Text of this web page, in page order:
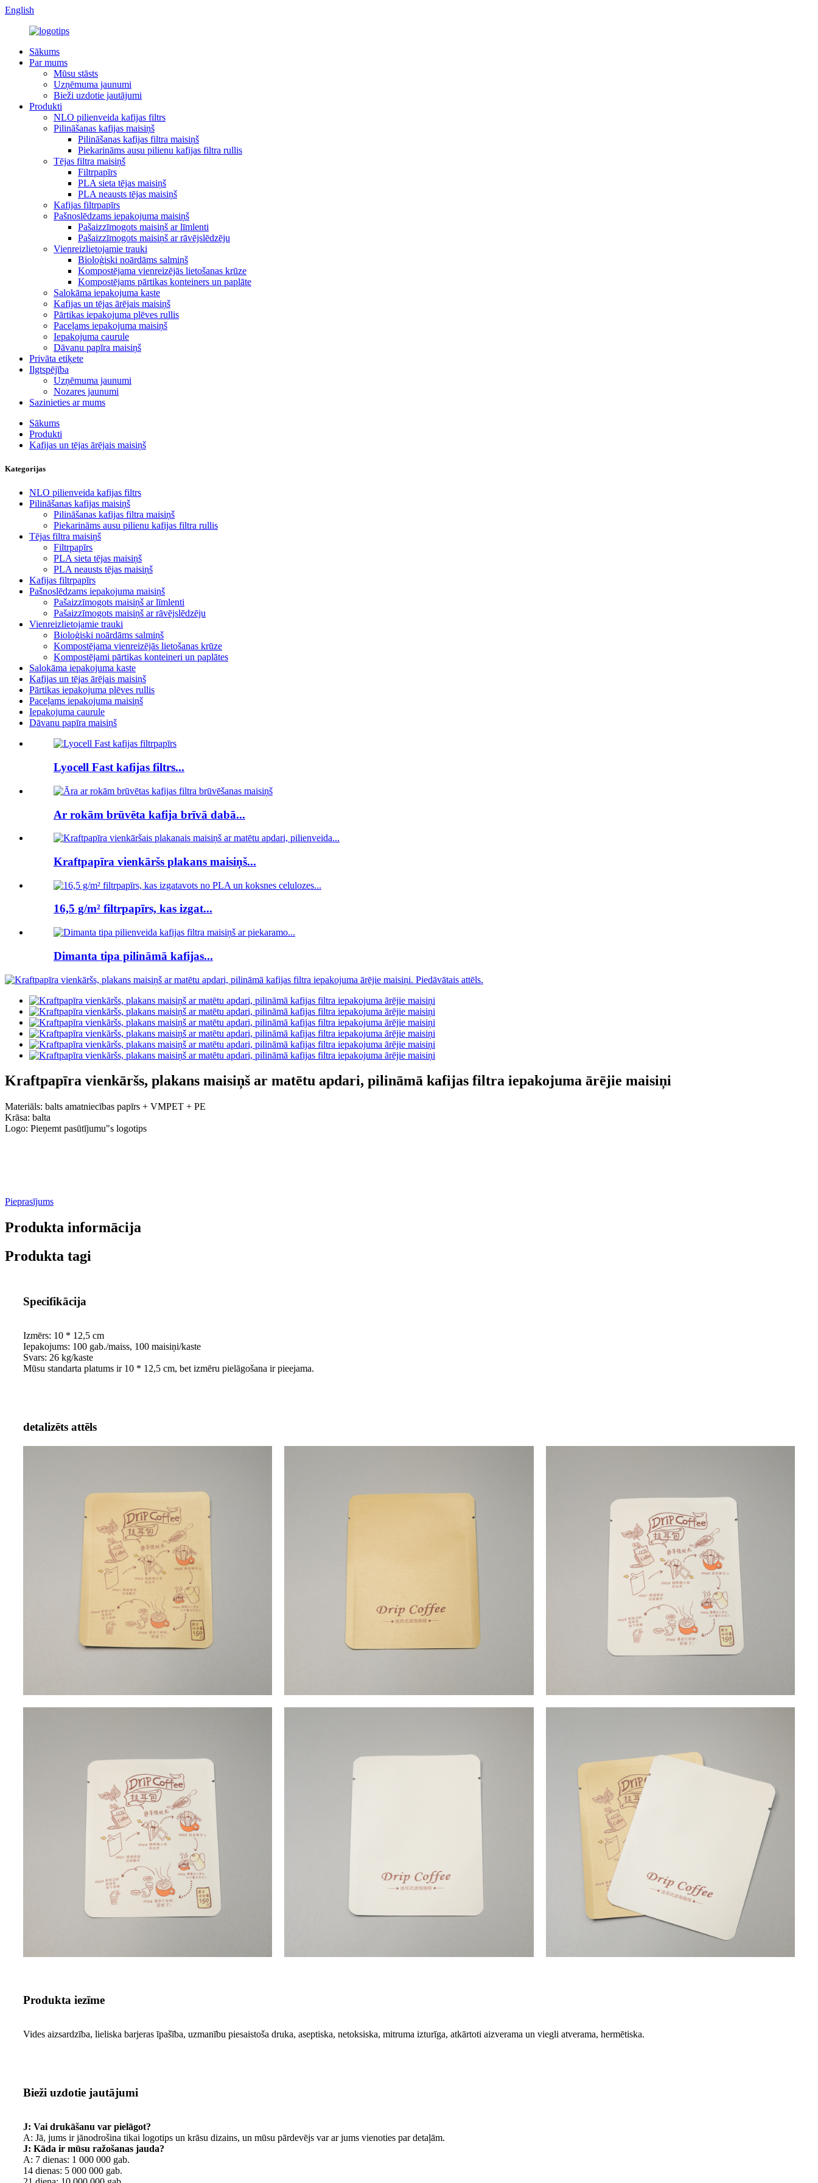
English
Sākums
Par mums
Mūsu stāsts
Uzņēmuma jaunumi
Bieži uzdotie jautājumi
Produkti
NLO pilienveida kafijas filtrs
Pilināšanas kafijas maisiņš
Pilināšanas kafijas filtra maisiņš
Piekarināms ausu pilienu kafijas filtra rullis
Tējas filtra maisiņš
Filtrpapīrs
PLA sieta tējas maisiņš
PLA neausts tējas maisiņš
Kafijas filtrpapīrs
Pašnoslēdzams iepakojuma maisiņš
Pašaizzīmogots maisiņš ar līmlenti
Pašaizzīmogots maisiņš ar rāvējslēdzēju
Vienreizlietojamie trauki
Bioloģiski noārdāms salmiņš
Kompostējama vienreizējās lietošanas krūze
Kompostējams pārtikas konteiners un paplāte
Salokāma iepakojuma kaste
Kafijas un tējas ārējais maisiņš
Pārtikas iepakojuma plēves rullis
Paceļams iepakojuma maisiņš
Iepakojuma caurule
Dāvanu papīra maisiņš
Privāta etiķete
Ilgtspējība
Uzņēmuma jaunumi
Nozares jaunumi
Sazinieties ar mums
Sākums
Produkti
Kafijas un tējas ārējais maisiņš
Kategorijas
NLO pilienveida kafijas filtrs
Pilināšanas kafijas maisiņš
Pilināšanas kafijas filtra maisiņš
Piekarināms ausu pilienu kafijas filtra rullis
Tējas filtra maisiņš
Filtrpapīrs
PLA sieta tējas maisiņš
PLA neausts tējas maisiņš
Kafijas filtrpapīrs
Pašnoslēdzams iepakojuma maisiņš
Pašaizzīmogots maisiņš ar līmlenti
Pašaizzīmogots maisiņš ar rāvējslēdzēju
Vienreizlietojamie trauki
Bioloģiski noārdāms salmiņš
Kompostējama vienreizējās lietošanas krūze
Kompostējami pārtikas konteineri un paplātes
Salokāma iepakojuma kaste
Kafijas un tējas ārējais maisiņš
Pārtikas iepakojuma plēves rullis
Paceļams iepakojuma maisiņš
Iepakojuma caurule
Dāvanu papīra maisiņš
Lyocell Fast kafijas filtrs...
Ar rokām brūvēta kafija brīvā dabā...
Kraftpapīra vienkāršs plakans maisiņš...
16,5 g/m² filtrpapīrs, kas izgat...
Dimanta tipa pilināmā kafijas...
Kraftpapīra vienkāršs, plakans maisiņš ar matētu apdari, pilināmā kafijas filtra iepakojuma ārējie maisiņi
Materiāls: balts amatniecības papīrs + VMPET + PE
Krāsa: balta
Logo: Pieņemt pasūtījumu"s logotips
Pieprasījums
Produkta informācija
Produkta tagi
Specifikācija
Izmērs: 10 * 12,5 cm
Iepakojums: 100 gab./maiss, 100 maisiņi/kaste
Svars: 26 kg/kaste
Mūsu standarta platums ir 10 * 12,5 cm, bet izmēru pielāgošana ir pieejama.
detalizēts attēls
Produkta iezīme
Vides aizsardzība, lieliska barjeras īpašība, uzmanību piesaistoša druka, aseptiska, netoksiska, mitruma izturīga, atkārtoti aizverama un viegli atverama, hermētiska.
Bieži uzdotie jautājumi
J: Vai drukāšanu var pielāgot?
A: Jā, jums ir jānodrošina tikai logotips un krāsu dizains, un mūsu pārdevējs var ar jums vienoties par detaļām.
J: Kāda ir mūsu ražošanas jauda?
A: 7 dienas: 1 000 000 gab.
14 dienas: 5 000 000 gab.